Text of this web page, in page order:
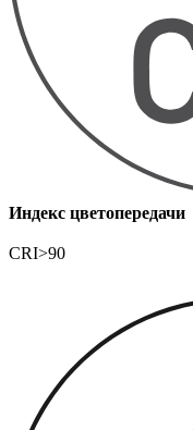
Индекс цветопередачи
CRI>90